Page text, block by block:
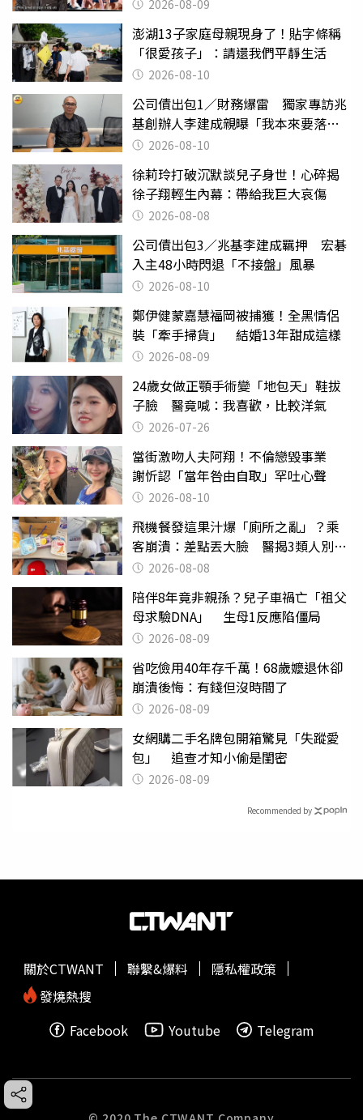
2026-08-09
澎湖13子家庭母親現身了！貼字條稱
「很愛孩子」：請還我們平靜生活
2026-08-10
公司債出包1／財務爆雷 獨家專訪兆
基創辦人李建成親曝「我本來要落
跑」2026-08-10
徐莉玲打破沉默談兒子身世！心碎揭
徐子翔輕生內幕：帶給我巨大哀傷
2026-08-08
公司債出包3／兆基李建成羈押 宏碁
入主48小時閃退「不接盤」風暴
2026-08-10
鄭伊健蒙嘉慧福岡被捕獲！全黑情侶
裝「牽手掃貨」 結婚13年甜成這樣
2026-08-09
24歲女做正顎手術變「地包天」鞋拔
子臉 醫竟喊：我喜歡，比較洋氣
2026-07-26
當街激吻人夫阿翔！不倫戀毀事業
謝忻認「當年咎由自取」罕吐心聲
2026-08-10
飛機餐發這果汁爆「廁所之亂」？乘
客崩潰：差點丟大臉 醫揭3類人別亂
喝 2026-08-08
陪伴8年竟非親孫？兒子車禍亡「祖父
母求驗DNA」 生母1反應陷僵局
2026-08-09
省吃儉用40年存千萬！68歲嬤退休卻
崩潰後悔：有錢但沒時間了
2026-08-09
女網購二手名牌包開箱驚見「失蹤愛
包」 追查才知小偷是閨密
2026-08-09
Recommended by
關於CTWANT 聯繫&爆料
隱私權政策
發燒熱搜
Facebook
Youtube Telegram